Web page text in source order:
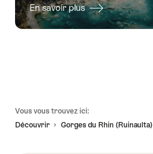
En savoir plus
Vous vous trouvez ici:
Découvrir
Gorges du Rhin (Ruinaulta)